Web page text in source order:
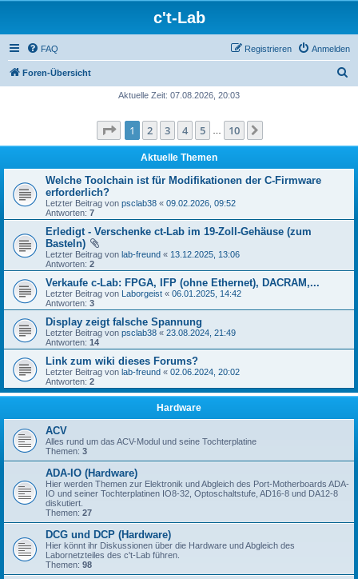
c't-Lab
FAQ Anmelden
Registrieren
Foren-Übersicht
e
Aktuelle Zeit: 07.08.2026, 20:03
Seite 1von 10
1 2 3 4 5 10
Aktuelle Themen
Welche Toolchain ist für Modifikationen der C-Firmware
erforderlich?
Letzter Beitrag von psclab38 « 09.02.2026, 09:52
Antworten: 7
Erledigt - Verschenke ct-Lab im 19-Zoll-Gehäuse (zum
Basteln)
Letzter Beitrag von lab-freund « 13.12.2025, 13:06
Antworten: 2
Verkaufe c-Lab: FPGA, IFP (ohne Ethernet), DACRAM,...
Letzter Beitrag von Laborgeist « 06.01.2025, 14:42
Antworten: 3
Display zeigt falsche Spannung
Letzter Beitrag von psclab38 « 23.08.2024, 21:49
Antworten: 14
Link zum wiki dieses Forums?
Letzter Beitrag von lab-freund « 02.06.2024, 20:02
Antworten: 2
Hardware
ACV
Alles rund um das ACV-Modul und seine Tochterplatine
Themen: 3
ADA-IO (Hardware)
Hier werden Themen zur Elektronik und Abgleich des Port-Motherboards ADA-
IO und seiner Tochterplatinen IO8-32, Optoschaltstufe, AD16-8 und DA12-8
diskutiert.
Themen: 27
DCG und DCP (Hardware)
Hier könnt ihr Diskussionen über die Hardware und Abgleich des
Labornetzteiles des c't-Lab führen.
Themen: 98